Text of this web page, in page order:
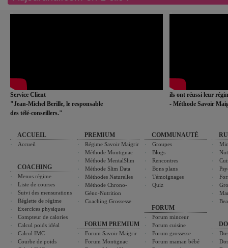
Service Client
"Jean-Michel Berille, le responsable
des télé-conseillers."
ils ont réussi leur
- Méthode Savoir
ACCUEIL
Accueil
COACHING
Menus régime
Liste de courses
Suivi des mensurations
Réglette de régime
Exercices physiques
Compteur de calories
Calcul poids idéal
Calcul IMC
Courbe de poids
PREMIUM
Régime Savoir Maigrir
Méthode Montignac
Méthode MentalSlim
Méthode Slim Data
Méthodes Naturelles
Méthode Chrono-
Géno-Nutrition
Coaching Grossesse
FORUM PREMIUM
Forum Savoir Maigrir
Forum Montignac
COMMUNAUTÉ
Groupes
Blogs
Rencontres
Bons plans
Témoignages
Quiz
FORUM
Forum minceur
Forum cuisine
Forum grossesse
Forum maman bébé